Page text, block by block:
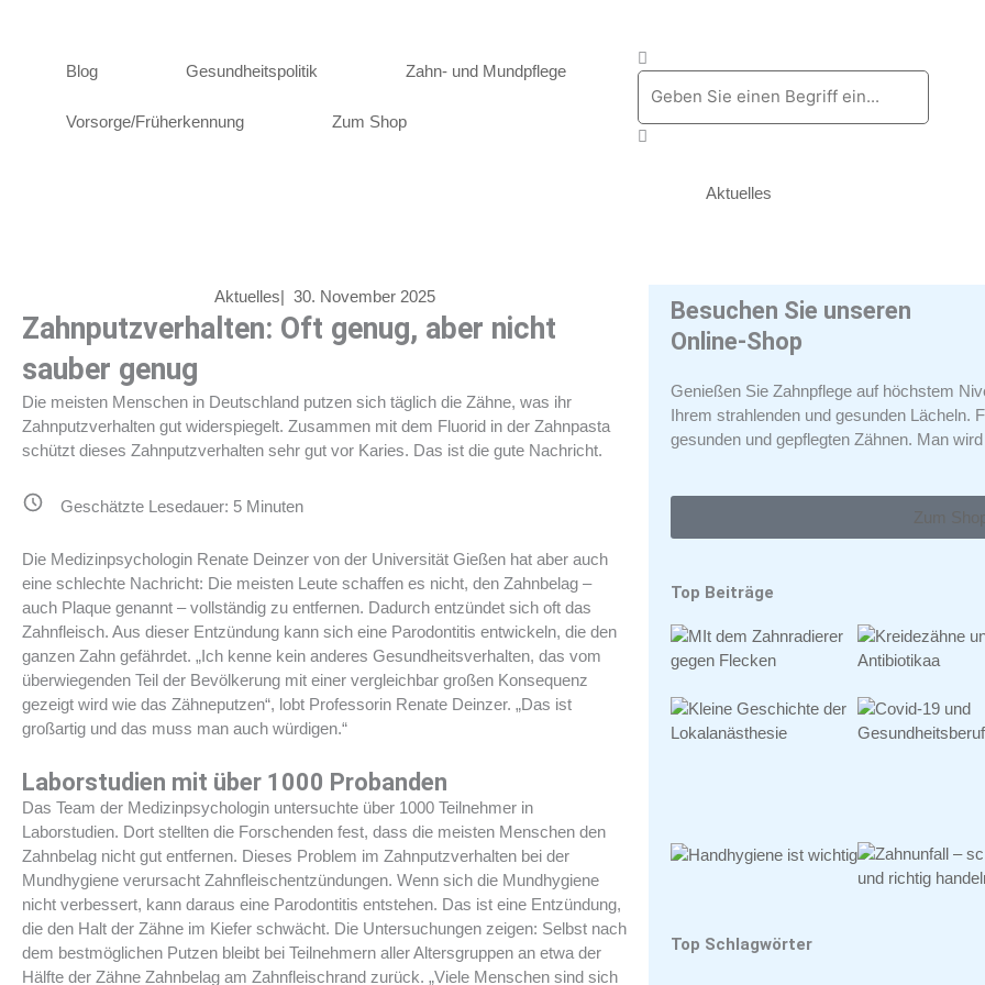
Blog Gesundheitspolitik Zahn- und Mundpflege
Vorsorge/Früherkennung Zum Shop
Suche
Aktuelles
Aktuelles| 30. November 2025
Zahnputzverhalten: Oft genug, aber nicht
sauber genug
Die meisten Menschen in Deutschland putzen sich täglich die Zähne, was ihr
Zahnputzverhalten gut widerspiegelt. Zusammen mit dem Fluorid in der Zahnpasta
schützt dieses Zahnputzverhalten sehr gut vor Karies. Das ist die gute Nachricht.
Geschätzte Lesedauer: 5 Minuten
Die Medizinpsychologin Renate Deinzer von der Universität Gießen hat aber auch
eine schlechte Nachricht: Die meisten Leute schaffen es nicht, den Zahnbelag –
auch Plaque genannt – vollständig zu entfernen. Dadurch entzündet sich oft das
Zahnfleisch. Aus dieser Entzündung kann sich eine Parodontitis entwickeln, die den
ganzen Zahn gefährdet. „Ich kenne kein anderes Gesundheitsverhalten, das vom
überwiegenden Teil der Bevölkerung mit einer vergleichbar großen Konsequenz
gezeigt wird wie das Zähneputzen“, lobt Professorin Renate Deinzer. „Das ist
großartig und das muss man auch würdigen.“
Laborstudien mit über 1000 Probanden
Das Team der Medizinpsychologin untersuchte über 1000 Teilnehmer in
Laborstudien. Dort stellten die Forschenden fest, dass die meisten Menschen den
Zahnbelag nicht gut entfernen. Dieses Problem im Zahnputzverhalten bei der
Mundhygiene verursacht Zahnfleischentzündungen. Wenn sich die Mundhygiene
nicht verbessert, kann daraus eine Parodontitis entstehen. Das ist eine Entzündung,
die den Halt der Zähne im Kiefer schwächt. Die Untersuchungen zeigen: Selbst nach
dem bestmöglichen Putzen bleibt bei Teilnehmern aller Altersgruppen an etwa der
Hälfte der Zähne Zahnbelag am Zahnfleischrand zurück. „Viele Menschen sind sich
Besuchen Sie unseren
Online-Shop
Genießen Sie Zahnpflege auf höchstem
Ihrem strahlenden und gesunden Lächeln.
gesunden und gepflegten Zähnen. Man
Zum
Top Beiträge
Top Schlagwörter